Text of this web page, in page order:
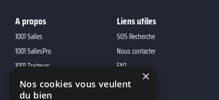
A propos
1001 Salles
1001 SallesPro
1001 Traiteurs
1001 DJ
10h01
Liens utiles
SOS Recherche
Nous contacter
FAQ
×
Nos cookies vous veulent
du bien